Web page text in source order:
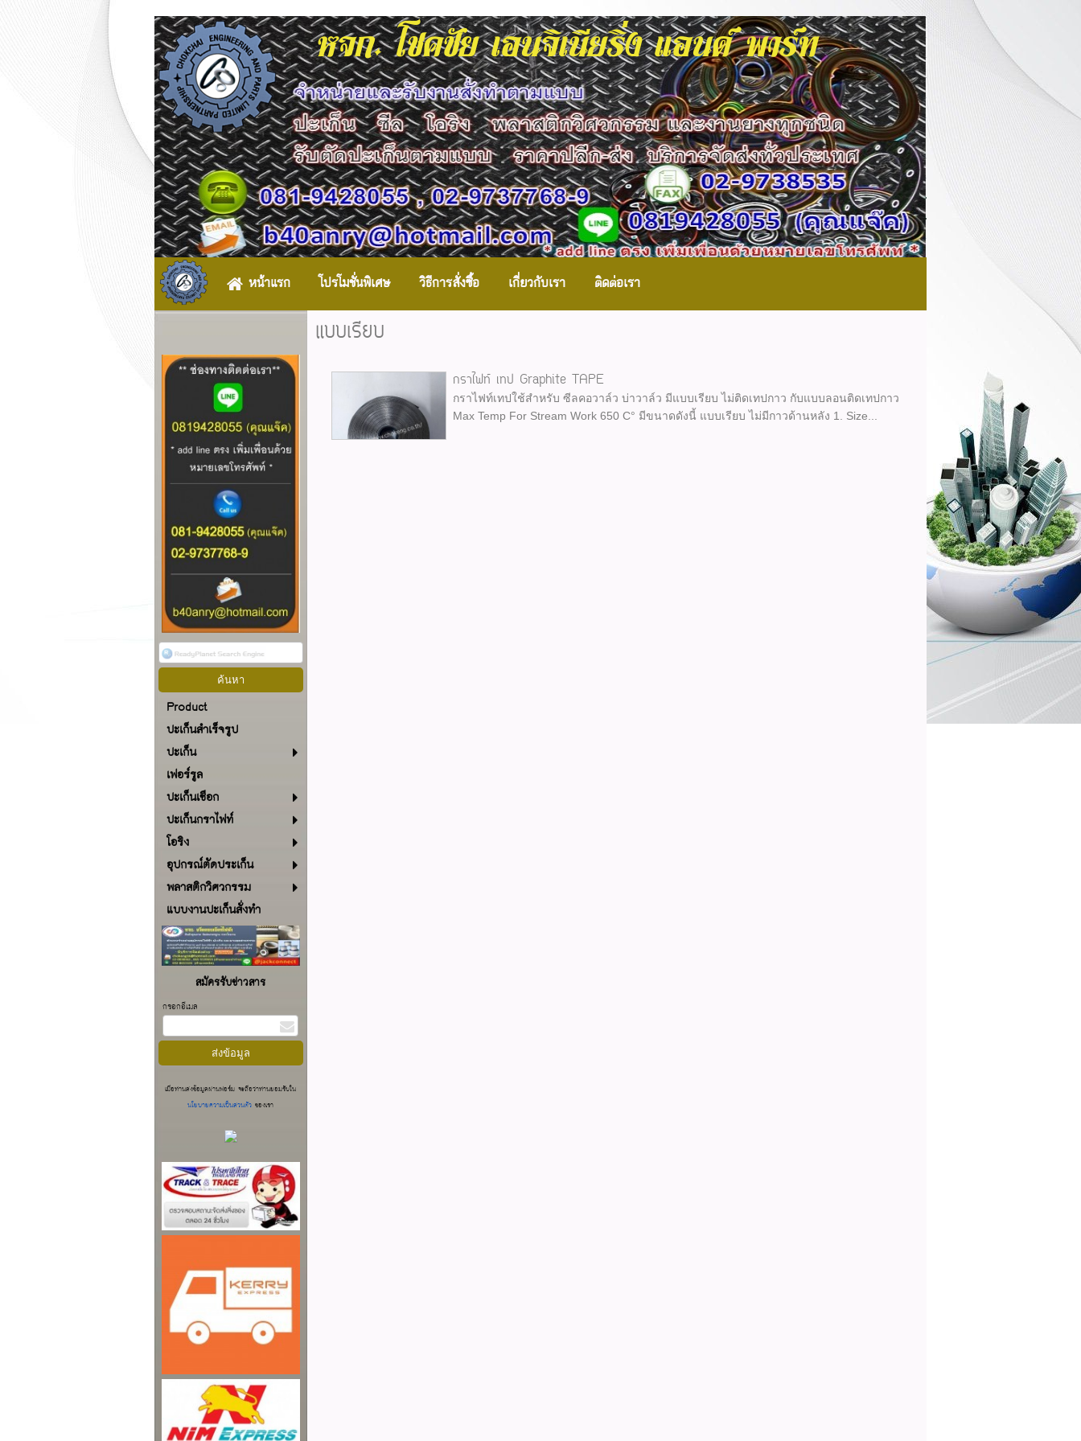
หจก. โชคชัย เอนจิเนียริ่ง แอนด์ พาร์ท
หน้าแรก โปรโมชั่นพิเศษ วิธีการสั่งซื้อ เกี่ยวกับเรา ติดต่อเรา
Product
ปะเก็นสำเร็จรูป
ปะเก็น
เฟอร์รูล
ปะเก็นเชือก
ปะเก็นกราไฟท์
โอริง
อุปกรณ์ตัดประเก็น
พลาสติกวิศวกรรม
แบบงานปะเก็นสั่งทำ
สมัครรับข่าวสาร
กรอกอีเมล
เมื่อท่านส่งข้อมูลผ่านฟอร์ม จะถือว่าท่านยอมรับใน
นโยบายความเป็นส่วนตัวของเรา
แบบเรียบ
กราไฟท์ เทป Graphite TAPE
กราไฟท์เทปใช้สำหรับ ซีลคอวาล์ว บ่าวาล์ว มีแบบเรียบ ไม่ติดเทปกาว กับแบบลอนติดเทปกาว
Max Temp For Stream Work 650 C° มีขนาดดังนี้ แบบเรียบ ไม่มีกาวด้านหลัง 1. Size...